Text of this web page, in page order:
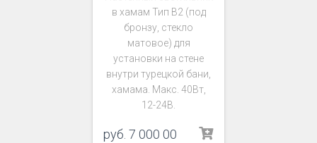
в хамам Тип В2 (под
бронзу, стекло
матовое) для
установки на стене
внутри турецкой бани,
хамама. Макс. 40Вт,
12-24В.
руб. 7 000 00